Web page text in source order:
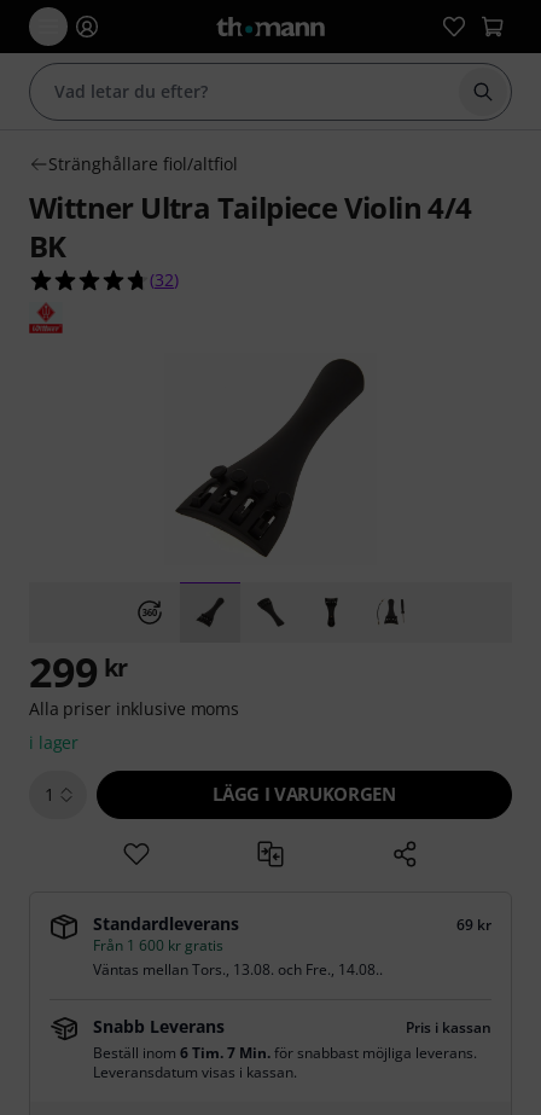
Börja
Stränghållare fiol/altfiol
Wittner Ultra Tailpiece Violin 4/4
BK
4.7 av 5 stjärnor från 32 kundbetyg
(32)
299 kr
Alla priser inklusive moms
i lager
1 LÄGG I VARUKORGEN
Standardleverans
69 kr
Från 1 600 kr gratis
Väntas mellanTors., 13.08. och Fre., 14.08..
Snabb Leverans
Pris i kassan
Beställ inom 6 Tim. 7 Min.för snabbast möjliga leverans.
Leveransdatum visas i kassan.